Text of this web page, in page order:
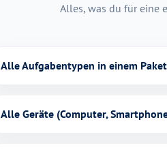
Alles, was du für eine
Alle Aufgabentypen in einem Paket
Alle Geräte (Computer,